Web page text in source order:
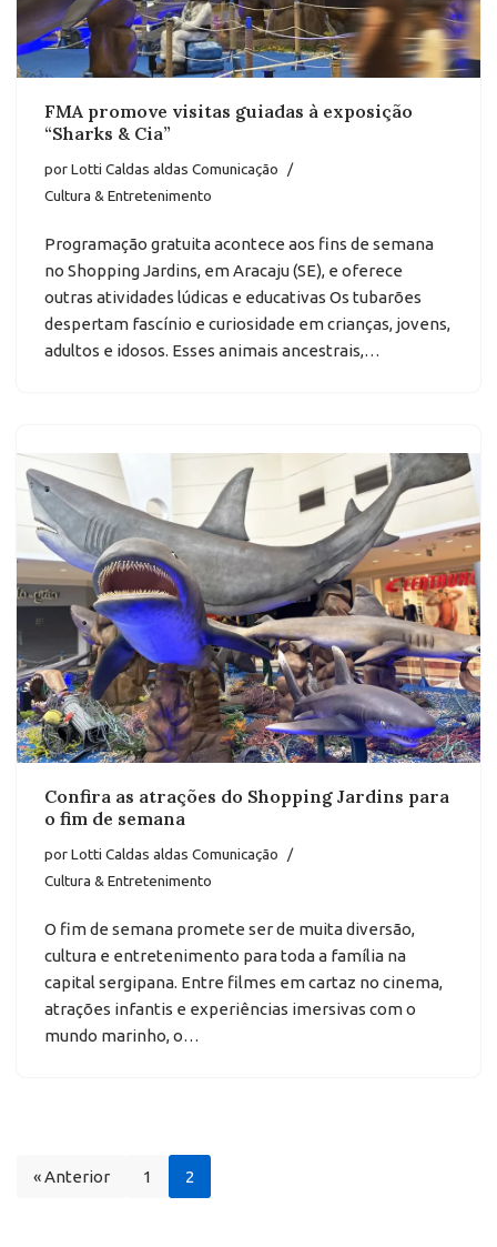
FMA promove visitas guiadas à exposição
“Sharks & Cia”
porLotti Caldas aldas Comunicação
Cultura & Entretenimento
Programação gratuita acontece aos fins de semana
no Shopping Jardins, em Aracaju (SE), e oferece
outras atividades lúdicas e educativas Os tubarões
despertam fascínio e curiosidade em crianças, jovens,
adultos e idosos. Esses animais ancestrais,…
Confira as atrações do Shopping Jardins para
o fim de semana
porLotti Caldas aldas Comunicação
Cultura & Entretenimento
O fim de semana promete ser de muita diversão,
cultura e entretenimento para toda a família na
capital sergipana. Entre filmes em cartaz no cinema,
atrações infantis e experiências imersivas com o
mundo marinho, o…
« Anterior 1 2